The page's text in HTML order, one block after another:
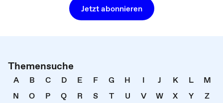
Jetzt abonnieren
Themensuche
A B C D E F G H I J K L
M
N
O P Q R S T U V W X Y
Z